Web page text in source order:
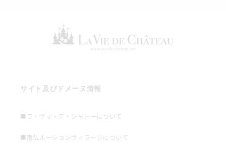
サイト及びドメーヌ情報
■ラ・ヴィ・デ・シャトーについて
■南仏ルーションヴィラージについて